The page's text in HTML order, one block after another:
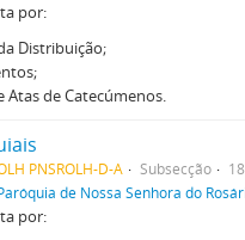
por:
Distribuição;
Atas de Catecúmenos.
PNSROLH-D-A Subsecção
de Nossa Senhora do
por: